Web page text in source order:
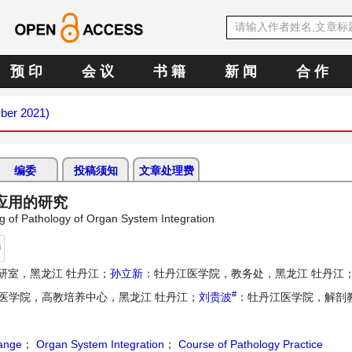
预 印 会 议 书 籍 新 闻 合 作
2021)
编委 投稿须知 文章处理费
用的研究
of Pathology of Organ System Integration
室，黑龙江 牡丹江； 孙立新 ：牡丹江医学院，教务处，黑龙江 牡丹江
学院，高教培养中心，黑龙江 牡丹江； 刘贵波# ：牡丹江医学院，解
； Organ System Integration ； Course of Pathology Practice